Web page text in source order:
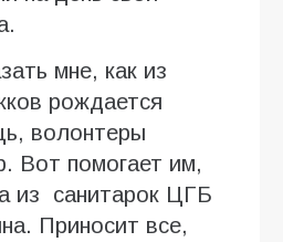
мне, как из
рождается
волонтеры
Вот помогает им,
из санитарок ЦГБ
Приносит все,